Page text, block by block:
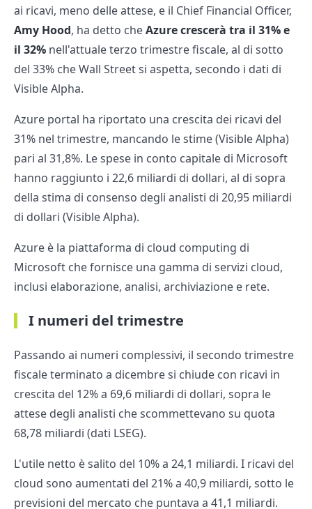
ai ricavi, meno delle attese, e il Chief Financial Officer,
Amy Hood, ha detto cheAzure crescerà tra il 31% e
il 32% nell'attuale terzo trimestre fiscale, al di sotto
del 33% che Wall Street si aspetta, secondo i dati di
Visible Alpha.
Azure portal ha riportato una crescita dei ricavi del
31% nel trimestre, mancando le stime (Visible Alpha)
pari al 31,8%. Le spese in conto capitale di Microsoft
hanno raggiunto i 22,6 miliardi di dollari, al di sopra
della stima di consenso degli analisti di 20,95 miliardi
di dollari (Visible Alpha).
Azure è la piattaforma di cloud computing di
Microsoft che fornisce una gamma di servizi cloud,
inclusi elaborazione, analisi, archiviazione e rete.
I numeri del trimestre
Passando ai numeri complessivi, il secondo trimestre
fiscale terminato a dicembre si chiude con ricavi in
crescita del 12% a 69,6 miliardi di dollari, sopra le
attese degli analisti che scommettevano su quota
68,78 miliardi (dati LSEG).
L'utile netto è salito del 10% a 24,1 miliardi. I ricavi del
cloud sono aumentati del 21% a 40,9 miliardi, sotto le
previsioni del mercato che puntava a 41,1 miliardi.